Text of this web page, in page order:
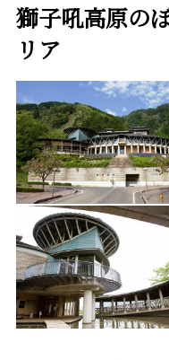
獅子吼高原の
リア